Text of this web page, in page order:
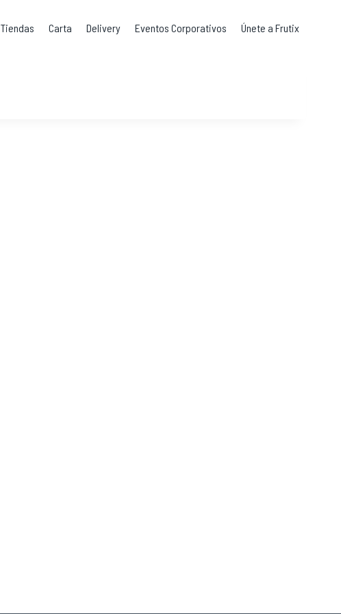
Tiendas Carta Delivery Eventos Corporativos Únete a Frutix